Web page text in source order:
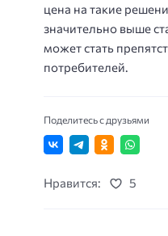
цена на такие
значительно выше
может стать
потребителей.
Поделитесь с друзьями
Нравится: 5